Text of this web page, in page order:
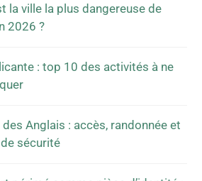
la ville la plus dangereuse de
2026 ?
: top 10 des activités à ne
des Anglais : accès, randonnée et
sécurité